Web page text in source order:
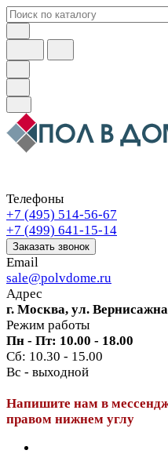
Телефоны
+7 (495) 514-56-67
+7 (499) 641-15-14
Заказать звонок
Email
sale@polvdome.ru
Адрес
г. Москва, ул.
Режим работы
Пн - Пт: 10.00 - 18.00
Сб: 10.30 - 15.00
Вс - выходной
Напишите нам в
правом нижнем углу